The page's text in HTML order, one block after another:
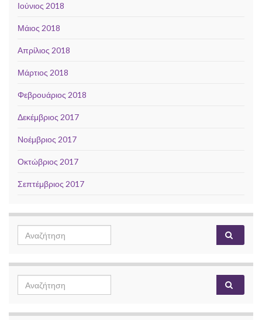
Ιούνιος 2018
Μάιος 2018
Απρίλιος 2018
Μάρτιος 2018
Φεβρουάριος 2018
Δεκέμβριος 2017
Νοέμβριος 2017
Οκτώβριος 2017
Σεπτέμβριος 2017
Search
for:
Search
for: